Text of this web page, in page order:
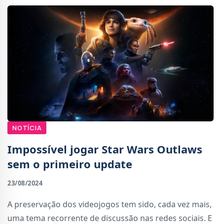
NOTÍCIA
Impossível jogar Star Wars Outlaws
sem o primeiro update
23/08/2024
A preservação dos videojogos tem sido, cada vez mais,
uma tema recorrente de discussão nas redes sociais. E